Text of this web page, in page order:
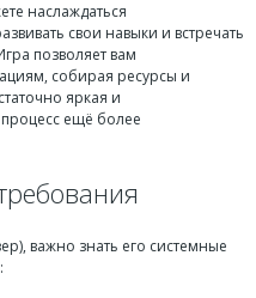
наслаждаться
свои навыки и встречать
позволяет вам
собирая ресурсы и
яркая и
процесс ещё более
важно знать его системные